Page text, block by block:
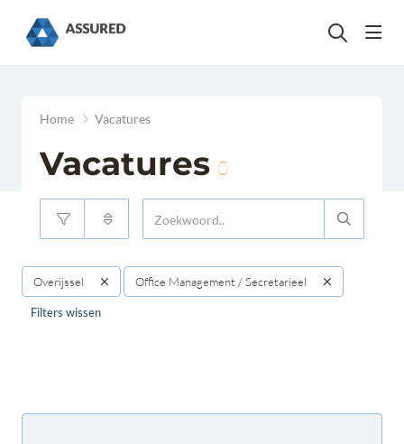
Home Vacatures
Vacatures 0
Overijssel Office Management / Secretarieel
Filters wissen